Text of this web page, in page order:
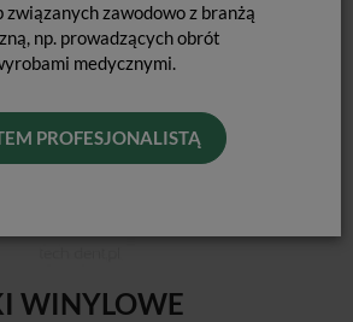
związanych zawodowo z branżą
np. prowadzących obrót
medycznymi.
PROFESJONALISTĄ
WINYLOWE